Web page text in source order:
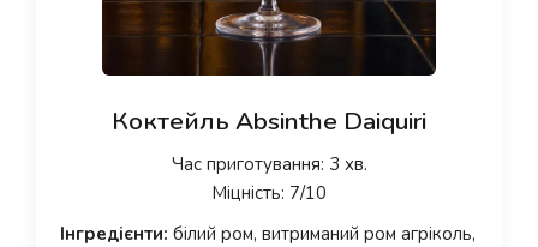
Коктейль Absinthe Daiquiri
Час приготування: 3 хв.
Міцність: 7/10
Інгредієнти: білий ром, витриманий ром агріколь,